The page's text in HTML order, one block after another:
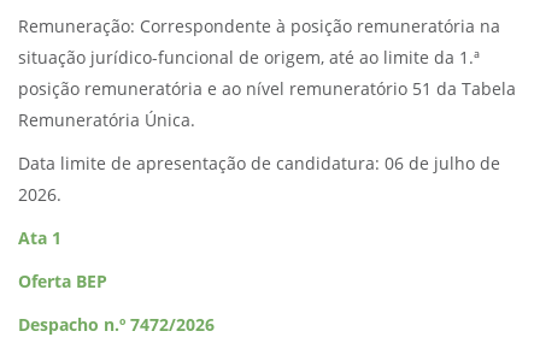
Remuneração: Correspondente à posição remuneratória na
situação jurídico-funcional de origem, até ao limite da 1.ª
posição remuneratória e ao nível remuneratório 51 da Tabela
Remuneratória Única.
Data limite de apresentação de candidatura: 06 de julho de
2026.
Ata 1
Oferta BEP
Despacho n.º 7472/2026